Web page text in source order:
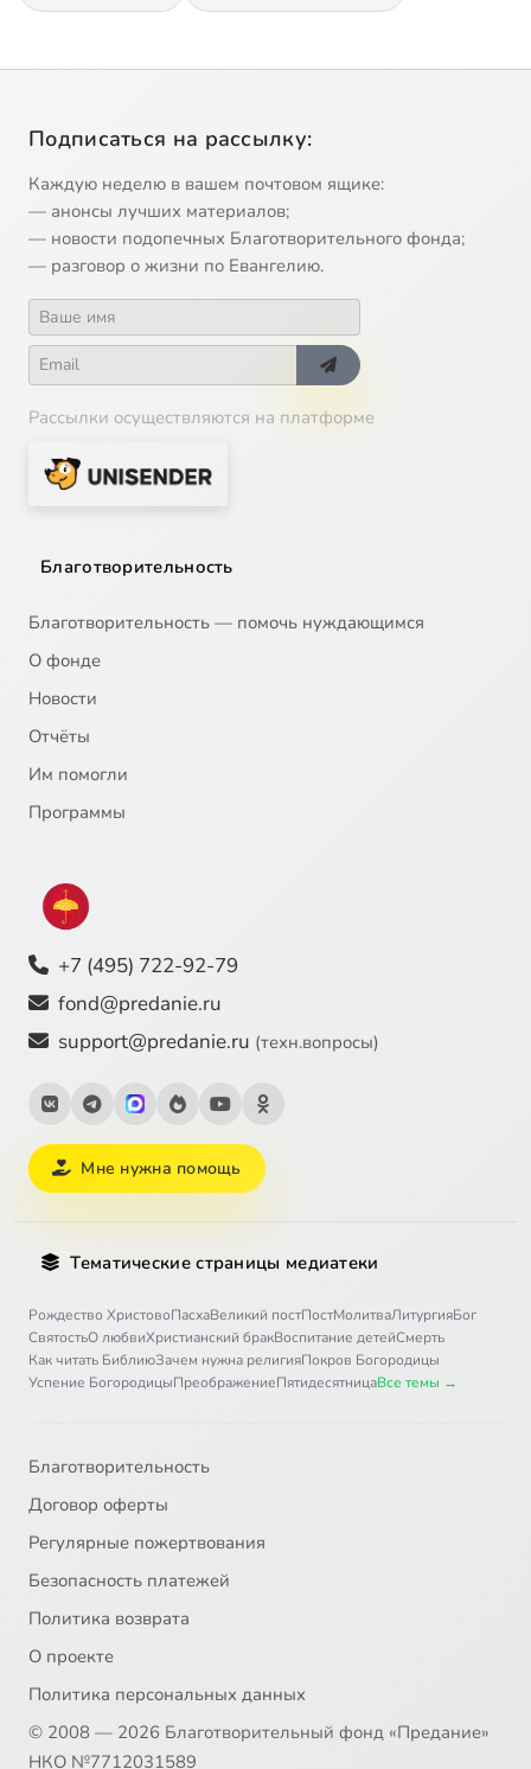
Подписаться на рассылку:
Каждую неделю в вашем почтовом ящике:
— анонсы лучших материалов;
— новости подопечных Благотворительного фонда;
— разговор о жизни по Евангелию.
Рассылки осуществляются на платформе
Благотворительность
Благотворительность — помочь нуждающимся
О фонде
Новости
Отчёты
Им помогли
Программы
+7 (495) 722-92-79
fond@predanie.ru
support@predanie.ru (техн.вопросы)
Мне нужна помощь
Тематические страницы медиатеки
Рождество ХристовоПасхаВеликий постПостМолитваЛитургияБог
СвятостьО любвиХристианский бракВоспитание детейСмерть
Как читать БиблиюЗачем нужна религияПокров Богородицы
Успение БогородицыПреображениеПятидесятницаВсе темы →
Благотворительность
Договор оферты
Регулярные пожертвования
Безопасность платежей
Политика возврата
О проекте
Политика персональных данных
© 2008 — 2026 Благотворительный фонд «Предание»
НКО №7712031589